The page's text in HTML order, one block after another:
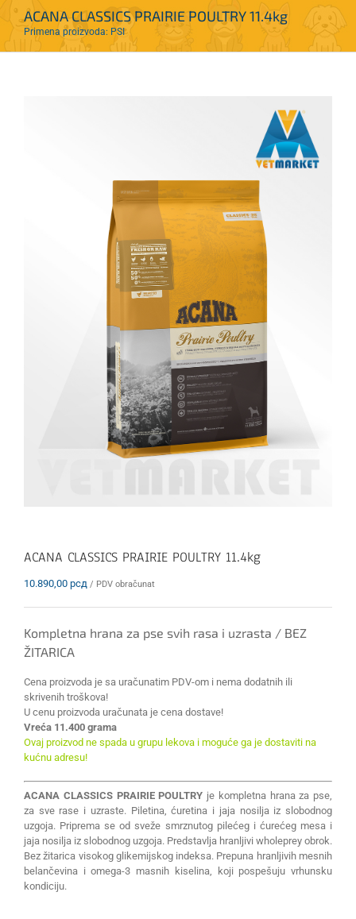
ACANA CLASSICS PRAIRIE POULTRY 11.4kg
Primena proizvoda: PSI
ACANA CLASSICS PRAIRIE POULTRY 11.4kg
10.890,00 рсд / PDV obračunat
Kompletna hrana za pse svih rasa i uzrasta / BEZ
ŽITARICA
Cena proizvoda je sa uračunatim PDV-om i nema dodatnih ili
skrivenih troškova!
U cenu proizvoda uračunata je cena dostave!
Vreća 11.400 grama
Ovaj proizvod ne spada u grupu lekova i moguće ga je dostaviti na
kućnu adresu!
ACANA CLASSICS PRAIRIE POULTRY je kompletna hrana za pse,
za sve rase i uzraste. Piletina, ćuretina i jaja nosilja iz slobodnog
uzgoja. Priprema se od sveže smrznutog pilećeg i ćurećeg mesa i
jaja nosilja iz slobodnog uzgoja. Predstavlja hranljivi wholeprey obrok.
Bez žitarica visokog glikemijskog indeksa. Prepuna hranljivih mesnih
belančevina i omega-3 masnih kiselina, koji pospešuju vrhunsku
kondiciju.